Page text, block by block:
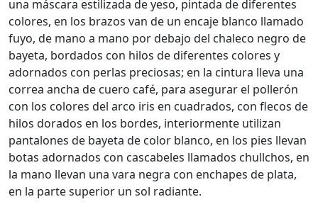
una máscara estilizada de yeso, pintada de diferentes
colores, en los brazos van de un encaje blanco llamado
fuyo, de mano a mano por debajo del chaleco negro de
bayeta, bordados con hilos de diferentes colores y
adornados con perlas preciosas; en la cintura lleva una
correa ancha de cuero café, para asegurar el pollerón
con los colores del arco iris en cuadrados, con flecos de
hilos dorados en los bordes, interiormente utilizan
pantalones de bayeta de color blanco, en los pies llevan
botas adornados con cascabeles llamados chullchos, en
la mano llevan una vara negra con enchapes de plata,
en la parte superior un sol radiante.